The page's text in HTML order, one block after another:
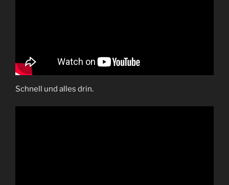
Schnell und alles drin.